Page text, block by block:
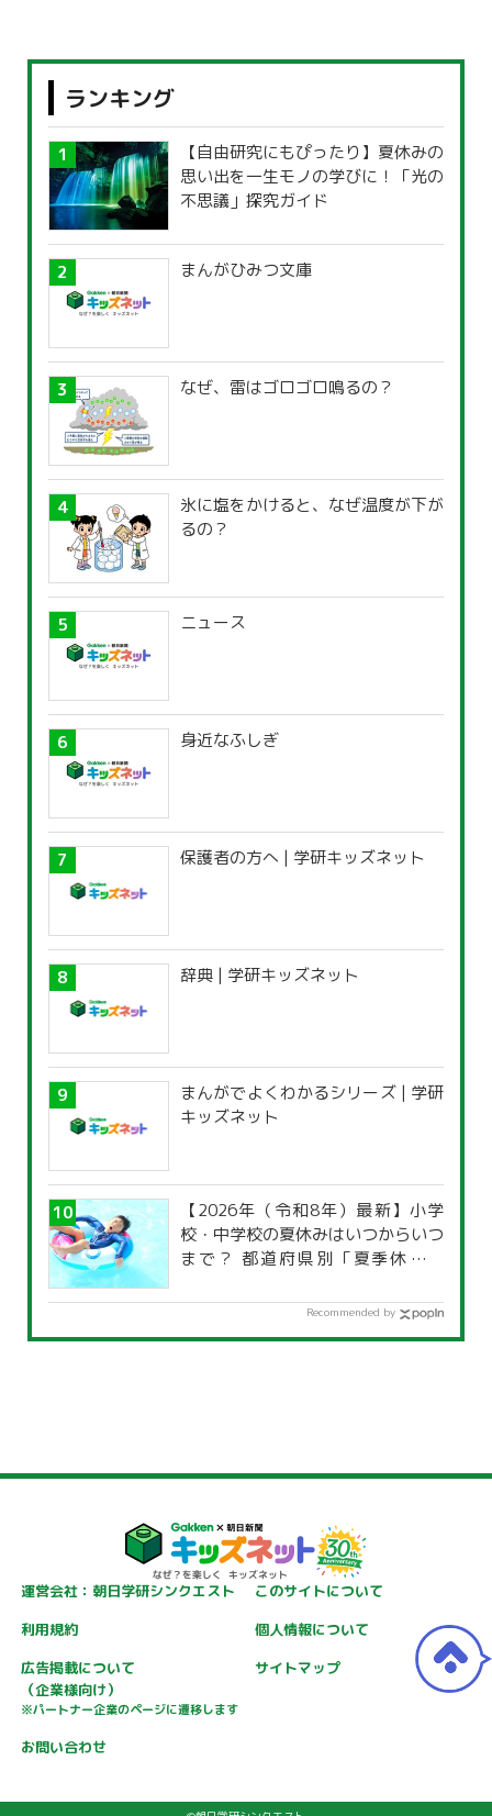
ランキング
【自由研究にもぴったり】夏休みの
思い出を一生モノの学びに！「光の
不思議」探究ガイド
まんがひみつ文庫
なぜ、雷はゴロゴロ鳴るの？
氷に塩をかけると、なぜ温度が下が
るの？
ニュース
身近なふしぎ
保護者の方へ | 学研キッズネット
辞典 | 学研キッズネット
まんがでよくわかるシリーズ | 学研
キッズネット
【2026年（令和8年）最新】小学
校・中学校の夏休みはいつからいつ
まで？ 都道府県別「夏季休暇一
Recommended by
運営会社：朝日学研シンクエスト
このサイトについて
利用規約
個人情報について
広告掲載について
（企業様向け）
※パートナー企業のページに遷移します
サイトマップ
お問い合わせ